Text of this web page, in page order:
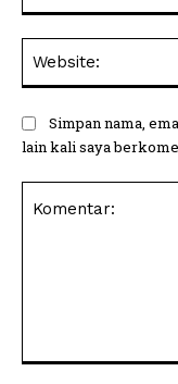
Simpan nama,
lain kali saya